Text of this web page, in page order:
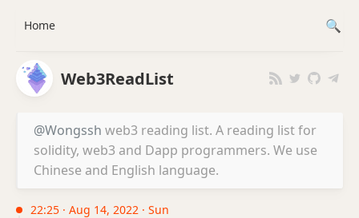
Web3ReadList
@Wongssh web3 reading list. A reading list for
solidity, web3 and Dapp programmers. We use
Chinese and English language.
22:25 · Aug 14, 2022 · Sun
Home